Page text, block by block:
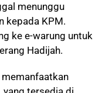
menunggu
kepada KPM.
ke e-warung untuk
Hadijah.
memanfaatkan